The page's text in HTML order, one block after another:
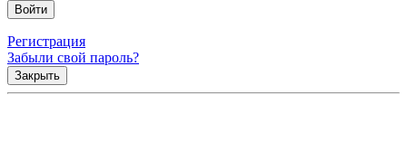
Регистрация
Забыли свой пароль?
Закрыть